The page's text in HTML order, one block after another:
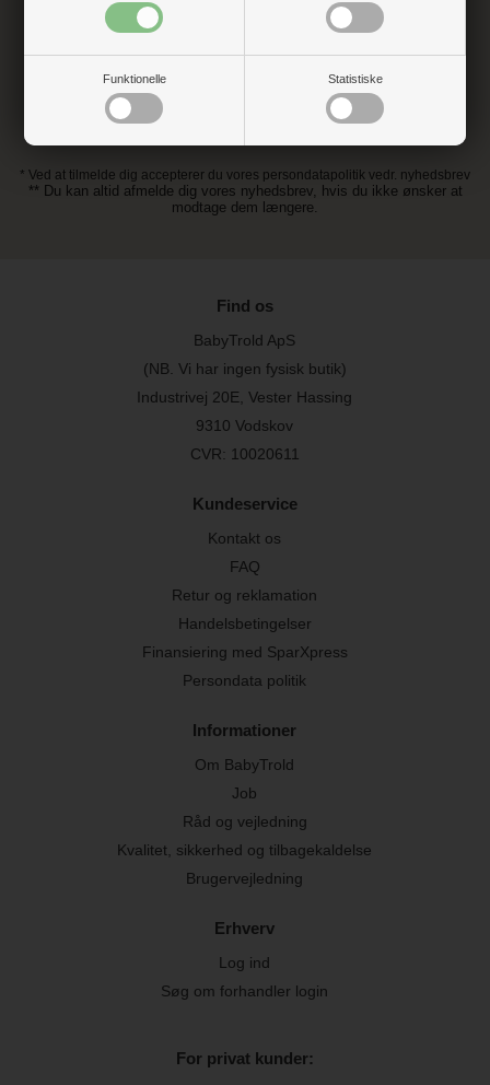
Funktionelle Statistiske
Tilmeld dig vores nyhedsbrev og gå ikke glip af gode tilbud
* Ved at tilmelde dig accepterer du vores persondatapolitik vedr. nyhedsbrev
** Du kan altid afmelde dig vores nyhedsbrev, hvis du ikke ønsker at
modtage dem længere.
Find os
BabyTrold ApS
(NB. Vi har ingen fysisk butik)
Industrivej 20E, Vester Hassing
9310 Vodskov
CVR: 10020611
Kundeservice
Kontakt os
FAQ
Retur og reklamation
Handelsbetingelser
Finansiering med SparXpress
Persondata politik
Informationer
Om BabyTrold
Job
Råd og vejledning
Kvalitet, sikkerhed og tilbagekaldelse
Brugervejledning
Erhverv
Log ind
Søg om forhandler login
For privat kunder: